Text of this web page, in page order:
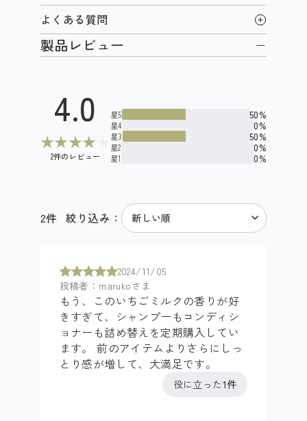
よくある質問
製品レビュー
4.0
★★★★
2件のレビュー
星5 50%
星4 0%
星3 50%
星2 0%
星1 0%
2件 絞り込み：
2024/11/05
投稿者：marukoさま
もう、このいちごミルクの香りが好
きすぎて、シャンプーもコンディシ
ョナーも詰め替えを定期購入してい
ます。 前のアイテムよりさらにしっ
とり感が増して、大満足です。
役に立った1件